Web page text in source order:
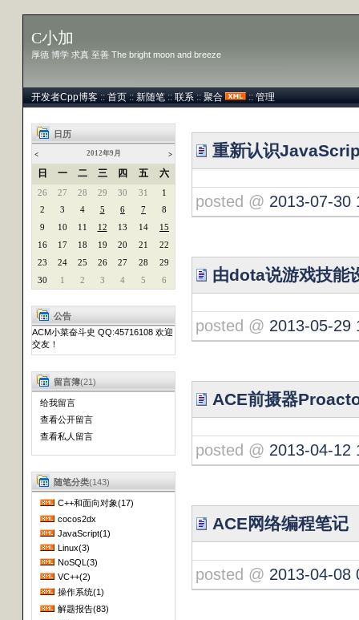
C小加
厚德 博学 求真 至善 The bright moon and breeze
开发者Cpp博客 :: 首页 :: 新随笔 :: 联系 :: 聚合 :: 管理
日历
< 2012年9月 >
日 一 二 三 四 五 六
26 27 28 29 30 31
1
2
3 4 5 6 7
8
9
10 11 12 13 14
15
16
17 18 19 20 21
22
23
24 25 26 27 28
29
30
1 2 3 4 5 6
公告
ACM小菜奋斗史 QQ:45716108 欢迎
交友！
留言簿(21)
给我留言
查看公开留言
查看私人留言
随笔分类(143)
C++和面向对象(17)
cocos2dx
JavaScript(1)
Linux(3)
NoSQL(3)
VC++(2)
操作系统(1)
解题报告(83)
重新认识
posted @ 2013-07-30
由dota说游戏技能
posted @ 2013-05-29
ACE前摄器
posted @ 2013-04-12
ACE网络编程笔记
posted @ 2013-04-08